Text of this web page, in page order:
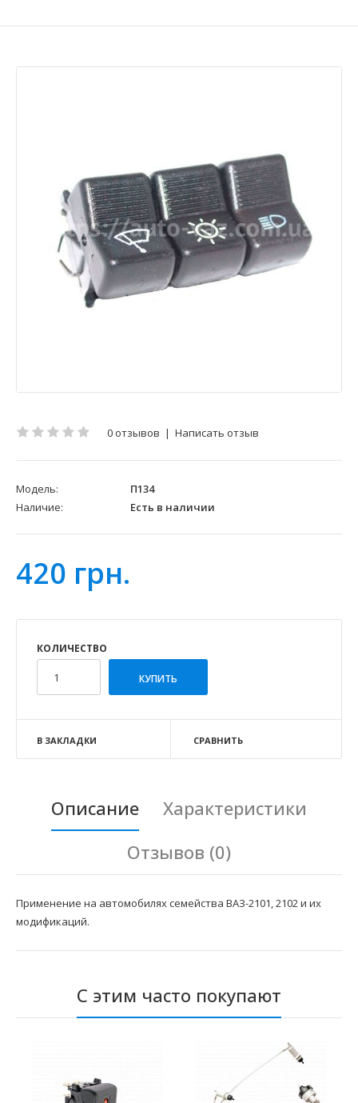
0 отзывов | Написать отзыв
Модель:
П134
Наличие:
Есть в наличии
420 грн.
КОЛИЧЕСТВО
В ЗАКЛАДКИ СРАВНИТЬ
Описание
Характеристики
Отзывов (0)
Применение на автомобилях семейства ВАЗ-2101, 2102 и их
модификаций.
С этим часто покупают